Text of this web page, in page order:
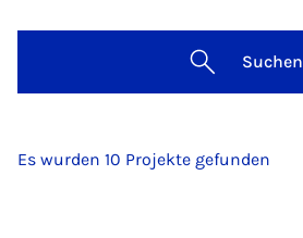
Suchen
Es wurden 10 Projekte gefunden